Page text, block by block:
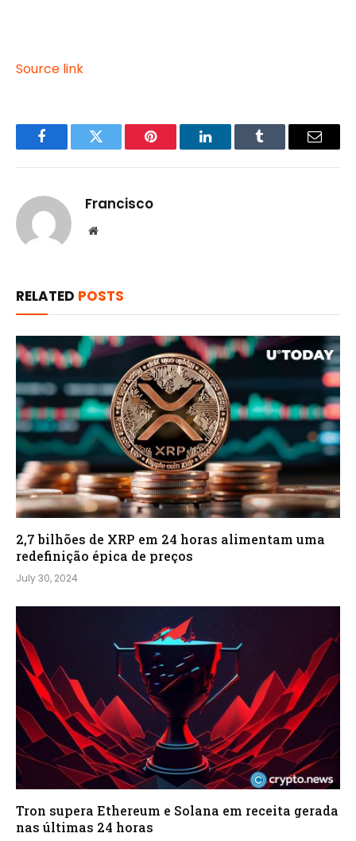
Source link
FacebookTwitter Pinterest LinkedInTumblr Email
Francisco
Website
RELATED POSTS
2,7 bilhões de XRP em 24 horas alimentam uma
redefinição épica de preços
July 30, 2024
Tron supera Ethereum e Solana em receita gerada
nas últimas 24 horas